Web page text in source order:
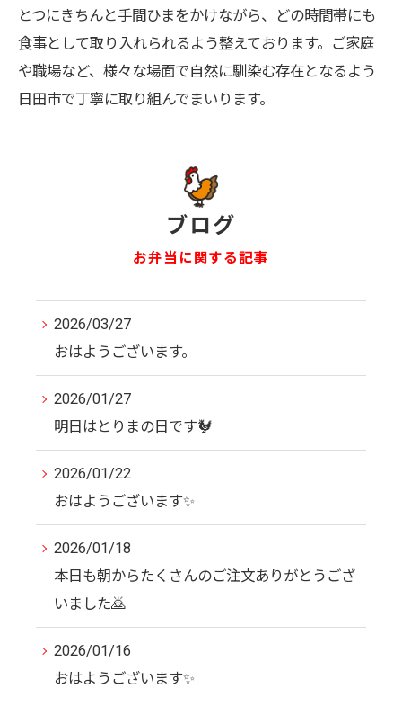
とつにきちんと手間ひまをかけながら、どの時間帯にも
食事として取り入れられるよう整えております。ご家庭
や職場など、様々な場面で自然に馴染む存在となるよう
日田市で丁寧に取り組んでまいります。
ブログ
お弁当に関する記事
2026/03/27
おはようございます。
2026/01/27
明日はとりまの日です🐓
2026/01/22
おはようございます✨
2026/01/18
本日も朝からたくさんのご注文ありがとうござ
いました🙇
2026/01/16
おはようございます✨